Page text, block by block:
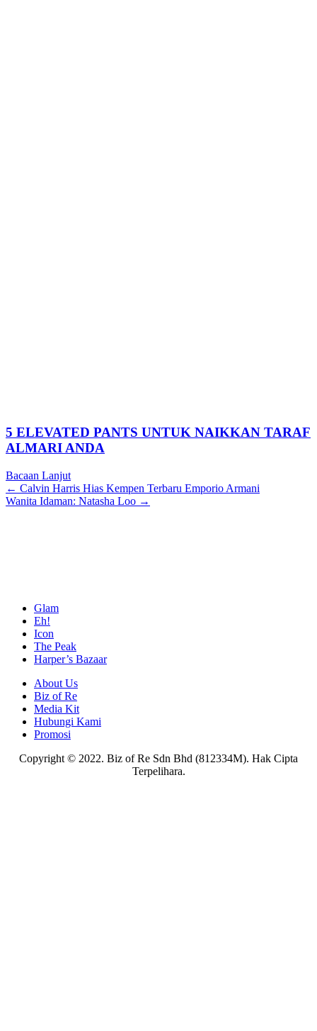
5 ELEVATED PANTS UNTUK NAIKKAN TARAF
ALMARI ANDA
Bacaan Lanjut
Posts
navigation
← Calvin Harris Hias Kempen Terbaru Emporio Armani
Wanita Idaman: Natasha Loo →
Glam
Eh!
Icon
The Peak
Harper’s Bazaar
About Us
Biz of Re
Media Kit
Hubungi Kami
Promosi
Copyright © 2022. Biz of Re Sdn Bhd (812334M). Hak Cipta
Terpelihara.